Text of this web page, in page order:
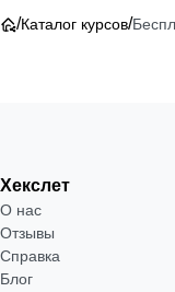
/Каталог курсов/
Хекслет
О нас
Отзывы
Справка
Блог